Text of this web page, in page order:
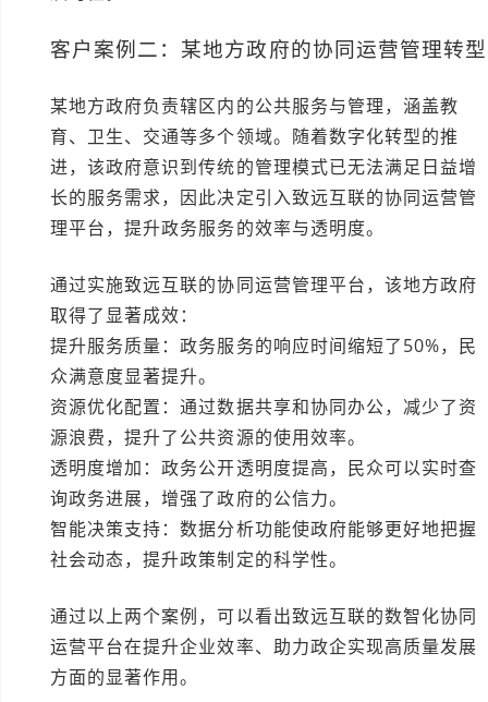
客户案例二：某地方政府的协同运营管理转型
某地方政府负责辖区内的公共服务与管理，涵盖教
育、卫生、交通等多个领域。随着数字化转型的推
进，该政府意识到传统的管理模式已无法满足日益增
长的服务需求，因此决定引入致远互联的协同运营管
理平台，提升政务服务的效率与透明度。
通过实施致远互联的协同运营管理平台，该地方政府
取得了显著成效：
提升服务质量：政务服务的响应时间缩短了50%，民
众满意度显著提升。
资源优化配置：通过数据共享和协同办公，减少了资
源浪费，提升了公共资源的使用效率。
透明度增加：政务公开透明度提高，民众可以实时查
询政务进展，增强了政府的公信力。
智能决策支持：数据分析功能使政府能够更好地把握
社会动态，提升政策制定的科学性。
通过以上两个案例，可以看出致远互联的数智化协同
运营平台在提升企业效率、助力政企实现高质量发展
方面的显著作用。